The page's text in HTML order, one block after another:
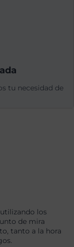
tu necesidad de
los
de mira
tanto a la hora